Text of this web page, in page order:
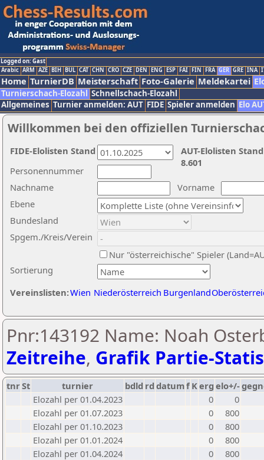
Logged on: Gast
Arabic ARM AZE BIH BUL CAT CHN CRO CZE DEN ENG ESP FAI FIN FRA GER GRE INA
Home TurnierDB Meisterschaft Foto-Galerie Meldekartei
Turnierschach-Elozahl Schnellschach-Elozahl
Allgemeines Turnier anmelden: AUT FIDE Spieler anmelden Elo
Willkommen bei den offiziellen
Nachname
Vorname
Ebene
Sortierung
Personennummer
Bundesland
Spgem./Kreis/Verein
Nur "österreichische" Spieler
Vereinslisten:Wien Niederösterreich Burgenland
AUT-Elolisten
8.601
FIDE-Elolisten Stand
Pnr:143192 Name: Noah
Zeitreihe, Grafik Partie-
tnrSt turnier bdld rd datumf Kerg elo+/-
Elozahl per 01.04.2023
0
0
Elozahl per 01.07.2023
0
800
Elozahl per 01.10.2023
0
800
Elozahl per 01.01.2024
0
800
Elozahl per 01.04.2024
0
800